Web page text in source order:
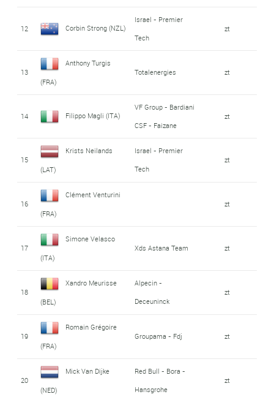
12 Corbin Strong (NZL)
Israel - Premier
Tech
zt
13
Anthony Turgis
(FRA)
Totalenergies zt
14 Filippo Magli (ITA)
VF Group - Bardiani
CSF - Faizane
zt
15
Krists Neilands
(LAT)
Israel - Premier
Tech
zt
16
Clément Venturini
(FRA)
zt
17
Simone Velasco
(ITA)
Xds Astana Team zt
18
Xandro Meurisse
(BEL)
Alpecin -
Deceuninck
zt
19
Romain Grégoire
(FRA)
Groupama - Fdj zt
20
Mick Van Dijke
(NED)
Red Bull - Bora -
Hansgrohe
zt